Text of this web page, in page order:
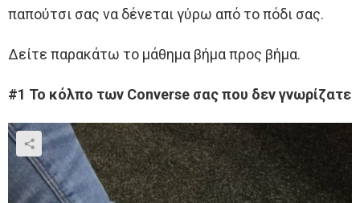
παπούτσι σας να δένεται γύρω από το πόδι σας.
Δείτε παρακάτω το μάθημα βήμα προς βήμα.
#1 Το κόλπο των Converse σας που δεν γνωρίζατε